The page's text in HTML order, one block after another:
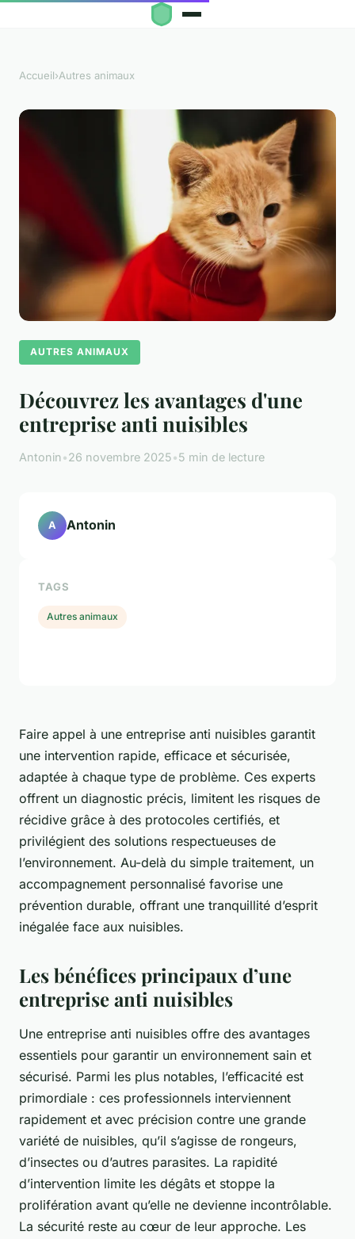
Accueil›Autres animaux
AUTRES ANIMAUX
Découvrez les avantages d'une
entreprise anti nuisibles
Antonin•26 novembre 2025•5 min de lecture
Faire appel à une entreprise anti nuisibles garantit
une intervention rapide, efficace et sécurisée,
adaptée à chaque type de problème. Ces experts
offrent un diagnostic précis, limitent les risques de
récidive grâce à des protocoles certifiés, et
privilégient des solutions respectueuses de
l’environnement. Au-delà du simple traitement, un
accompagnement personnalisé favorise une
prévention durable, offrant une tranquillité d’esprit
inégalée face aux nuisibles.
Les bénéfices principaux d’une
entreprise anti nuisibles
Une entreprise anti nuisibles offre des avantages
essentiels pour garantir un environnement sain et
sécurisé. Parmi les plus notables, l’efficacité est
primordiale : ces professionnels interviennent
rapidement et avec précision contre une grande
variété de nuisibles, qu’il s’agisse de rongeurs,
d’insectes ou d’autres parasites. La rapidité
d’intervention limite les dégâts et stoppe la
prolifération avant qu’elle ne devienne incontrôlable.
La sécurité reste au cœur de leur approche. Les
A Antonin
TAGS
Autres animaux